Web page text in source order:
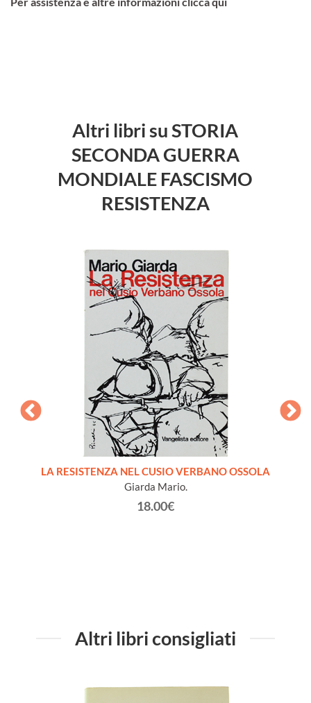
Altri libri su STORIA
SECONDA GUERRA
MONDIALE FASCISMO
RESISTENZA
LA RESISTENZA NEL CUSIO VERBANO OSSOLA
Giarda Mario.
18.00€
Altri libri consigliati